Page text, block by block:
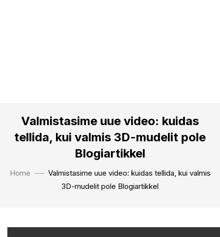
Valmistasime uue video: kuidas
tellida, kui valmis 3D-mudelit pole
Blogiartikkel
Home
Valmistasime uue video: kuidas tellida, kui valmis
3D-mudelit pole Blogiartikkel